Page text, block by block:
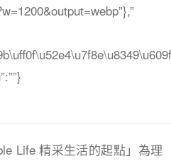
Life 精采生活的起點」為理